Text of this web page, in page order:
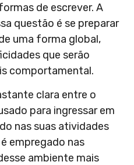
de escrever. A
questão é se preparar
uma forma global,
que serão
comportamental.
clara entre o
para ingressar em
nas suas atividades
empregado nas
ambiente mais